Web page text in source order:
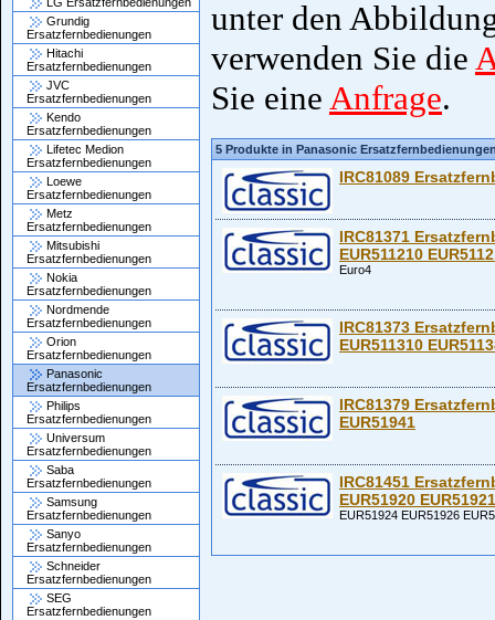
Grundig
Ersatzfernbedienungen
Hitachi
Ersatzfernbedienungen
JVC
Ersatzfernbedienungen
Kendo
Ersatzfernbedienungen
Lifetec Medion
Ersatzfernbedienungen
Loewe
Ersatzfernbedienungen
Metz
Ersatzfernbedienungen
Mitsubishi
Ersatzfernbedienungen
Nokia
Ersatzfernbedienungen
Nordmende
Ersatzfernbedienungen
Orion
Ersatzfernbedienungen
Panasonic
Ersatzfernbedienungen
Philips
Ersatzfernbedienungen
Universum
Ersatzfernbedienungen
Saba
Ersatzfernbedienungen
Samsung
Ersatzfernbedienungen
Sanyo
Ersatzfernbedienungen
Schneider
Ersatzfernbedienungen
SEG
Ersatzfernbedienungen
unter den
verwenden Sie die
Sie eine Anfrage.
5 Produkte in Panasonic
IRC81089
IRC81371
EUR511210
Euro4
IRC81373
EUR511310
IRC81379
EUR51941
IRC81451
EUR51920
EUR51924 EUR51926